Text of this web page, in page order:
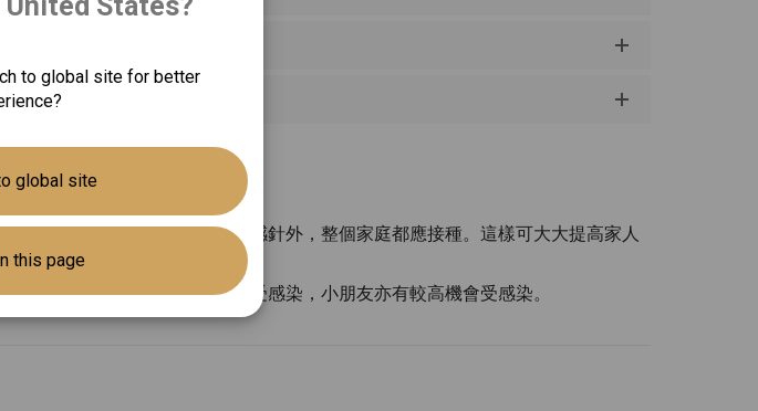
因此，除了小朋友應接種流感針外，整個家庭都應接種。這樣可大大提高家人
健康狀況，若果家長本身已受感染，小朋友亦有較高機會受感染。
to global site for better
global site
this page